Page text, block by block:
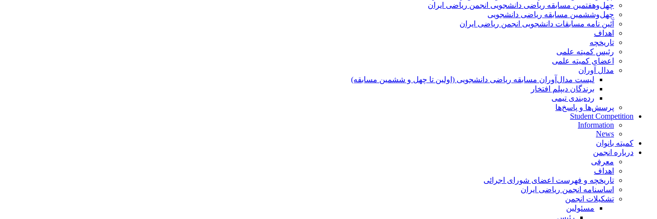
چهل‌و‌هفتمین مسابقه ریاضی دانشجویی انجمن ریاضی ایران
چهل‌و‌ششمین مسابقه ریاضی دانشجویی
آئین نامه مسابقات دانشجویی انجمن ریاضی ایران
اهداف
تاریخچه
رئیس کمیته علمی
اعضای کمیته علمی
مدال آوران
لیست مدال‌آوران مسابقه ریاضی دانشجویی (اولین تا چهل‌ و ششمین مسابقه)
برندگان دیپلم افتخار
رده‌بندی تیمی
پرسش‌ها و پاسخ‌ها
Student Competition
Information
News
کمیته بانوان
درباره انجمن
معرفی
اهداف
تاریخچه و فهرست اعضای شورای اجرائی
اساسنامه انجمن ریاضی ایران
تشکیلات انجمن
مسئولین
رئیس